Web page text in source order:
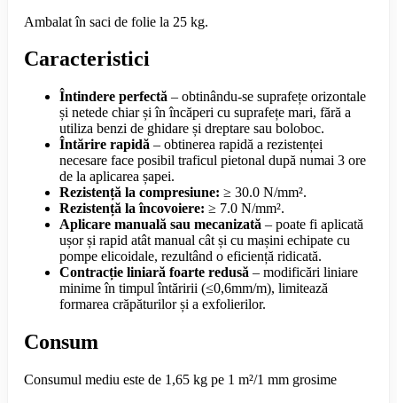
Ambalat în saci de folie la 25 kg.
Caracteristici
Întindere perfectă – obtinându-se suprafețe orizontale
și netede chiar și în încăperi cu suprafețe mari, fără a
utiliza benzi de ghidare și dreptare sau boloboc.
Întărire rapidă – obtinerea rapidă a rezistenței
necesare face posibil traficul pietonal după numai 3 ore
de la aplicarea șapei.
Rezistență la compresiune: ≥ 30.0 N/mm².
Rezistență la încovoiere: ≥ 7.0 N/mm².
Aplicare manuală sau mecanizată – poate fi aplicată
ușor și rapid atât manual cât și cu mașini echipate cu
pompe elicoidale, rezultând o eficiență ridicată.
Contracție liniară foarte redusă – modificări liniare
minime în timpul întăririi (≤0,6mm/m), limitează
formarea crăpăturilor și a exfolierilor.
Consum
Consumul mediu este de 1,65 kg pe 1 m²/1 mm grosime